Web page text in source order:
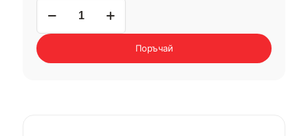
стол
Nadir
Поръчай